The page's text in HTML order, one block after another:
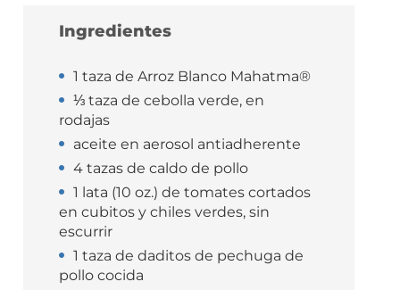
Ingredientes
1 taza de Arroz Blanco Mahatma®
⅓ taza de cebolla verde, en
rodajas
aceite en aerosol antiadherente
4 tazas de caldo de pollo
1 lata (10 oz.) de tomates cortados
en cubitos y chiles verdes, sin
escurrir
1 taza de daditos de pechuga de
pollo cocida